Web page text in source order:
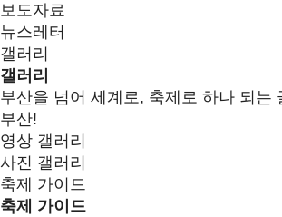
보도자료
뉴스레터
갤러리
갤러리
부산을 넘어 세계로, 축제로 하나 되는
부산!
영상 갤러리
사진 갤러리
축제 가이드
축제 가이드